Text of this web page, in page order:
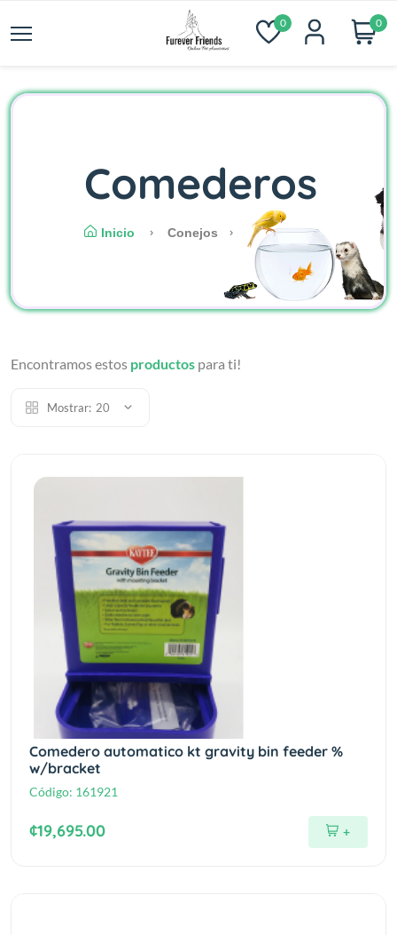
0 0
Comederos
Inicio Conejos
Encontramos estos productos para ti!
Mostrar: 20
Comedero automatico kt gravity bin feeder %
w/bracket
Código: 161921
¢19,695.00 +